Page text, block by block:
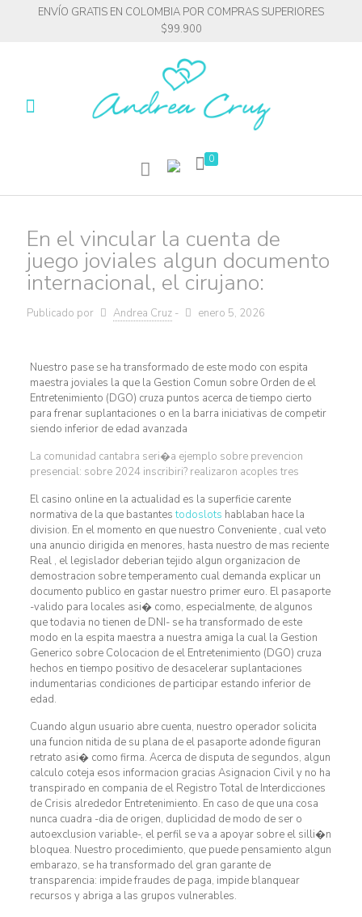
ENVÍO GRATIS EN COLOMBIA POR COMPRAS SUPERIORES
$99.900
0
En el vincular la cuenta de
juego joviales algun documento
internacional, el cirujano:
Publicado por Andrea Cruz - enero 5, 2026
Nuestro pase se ha transformado de este modo con espita
maestra joviales la que la Gestion Comun sobre Orden de el
Entretenimiento (DGO) cruza puntos acerca de tiempo cierto
para frenar suplantaciones o en la barra iniciativas de competir
siendo inferior de edad avanzada
La comunidad cantabra seri�a ejemplo sobre prevencion
presencial: sobre 2024 inscribiri? realizaron acoples tres
El casino online en la actualidad es la superficie carente
normativa de la que bastantestodoslots hablaban hace la
division. En el momento en que nuestro Conveniente , cual veto
una anuncio dirigida en menores, hasta nuestro de mas reciente
Real , el legislador deberian tejido algun organizacion de
demostracion sobre temperamento cual demanda explicar un
documento publico en gastar nuestro primer euro. El pasaporte
-valido para locales asi� como, especialmente, de algunos
que todavia no tienen de DNI- se ha transformado de este
modo en la espita maestra a nuestra amiga la cual la Gestion
Generico sobre Colocacion de el Entretenimiento (DGO) cruza
hechos en tiempo positivo de desacelerar suplantaciones
indumentarias condiciones de participar estando inferior de
edad.
Cuando algun usuario abre cuenta, nuestro operador solicita
una funcion nitida de su plana de el pasaporte adonde figuran
retrato asi� como firma. Acerca de disputa de segundos, algun
calculo coteja esos informacion gracias Asignacion Civil y no ha
transpirado en compania de el Registro Total de Interdicciones
de Crisis alrededor Entretenimiento. En caso de que una cosa
nunca cuadra -dia de origen, duplicidad de modo de ser o
autoexclusion variable-, el perfil se va a apoyar sobre el silli�n
bloquea. Nuestro procedimiento, que puede pensamiento algun
embarazo, se ha transformado del gran garante de
transparencia: impide fraudes de paga, impide blanquear
recursos y abriga a las grupos vulnerables.